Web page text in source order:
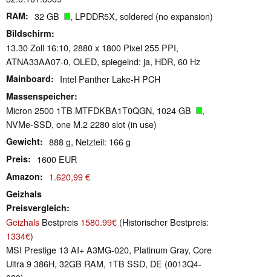
RAM 32 GB , LPDDR5X, soldered (no expansion)
Bildschirm
13.30 Zoll 16:10, 2880 x 1800 Pixel 255 PPI,
ATNA33AA07-0, OLED, spiegelnd: ja, HDR, 60 Hz
Mainboard Intel Panther Lake-H PCH
Massenspeicher
Micron 2500 1TB MTFDKBA1T0QGN, 1024 GB
,
NVMe-SSD, one M.2 2280 slot (in use)
Gewicht 888 g, Netzteil: 166 g
Preis 1600 EUR
Amazon 1.620,99 €
Geizhals
Preisvergleich
Geizhals Bestpreis 1580.99€ (Historischer Bestpreis:
1334€)
MSI Prestige 13 AI+ A3MG-020, Platinum Gray, Core
Ultra 9 386H, 32GB RAM, 1TB SSD, DE (0013Q4-